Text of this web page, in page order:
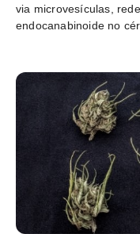
via microvesículas,
endocanabinoide no